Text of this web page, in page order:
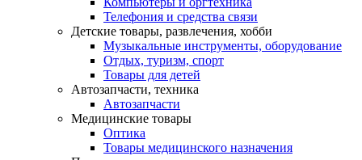
Телефония и средства связи
Детские товары, развлечения, хобби
Музыкальные инструменты, оборудование
Отдых, туризм, спорт
Товары для детей
Автозапчасти, техника
Автозапчасти
Медицинские товары
Оптика
Товары медицинского назначения